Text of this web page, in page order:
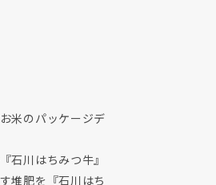
米のパッケージデ
石川はちみつ牛』
堆肥を『石川はち